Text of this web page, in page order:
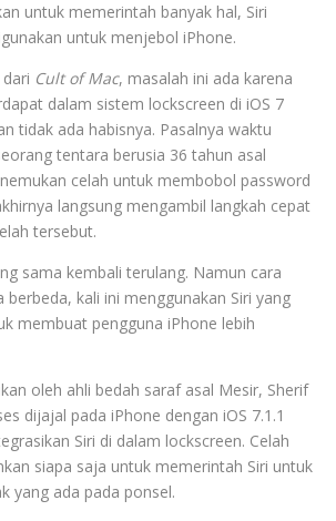
untuk memerintah banyak hal, Siri
untuk menjebol iPhone.
Cult of Mac, masalah ini ada karena
dalam sistem lockscreen di iOS 7
tidak ada habisnya. Pasalnya waktu
tentara berusia 36 tahun asal
celah untuk membobol password
langsung mengambil langkah cepat
tersebut.
sama kembali terulang. Namun cara
kali ini menggunakan Siri yang
membuat pengguna iPhone lebih
oleh ahli bedah saraf asal Mesir, Sherif
dijajal pada iPhone dengan iOS 7.1.1
Siri di dalam lockscreen. Celah
siapa saja untuk memerintah Siri untuk
yang ada pada ponsel.